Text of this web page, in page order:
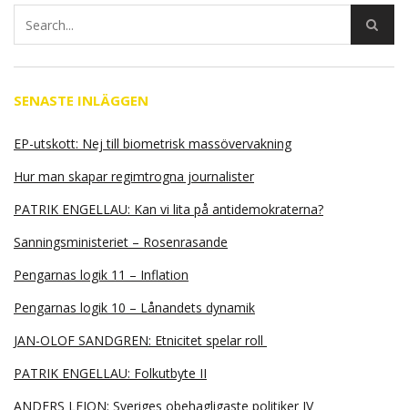
SENASTE INLÄGGEN
EP-utskott: Nej till biometrisk massövervakning
Hur man skapar regimtrogna journalister
PATRIK ENGELLAU: Kan vi lita på antidemokraterna?
Sanningsministeriet – Rosenrasande
Pengarnas logik 11 – Inflation
Pengarnas logik 10 – Lånandets dynamik
JAN-OLOF SANDGREN: Etnicitet spelar roll
PATRIK ENGELLAU: Folkutbyte II
ANDERS LEION: Sveriges obehagligaste politiker IV